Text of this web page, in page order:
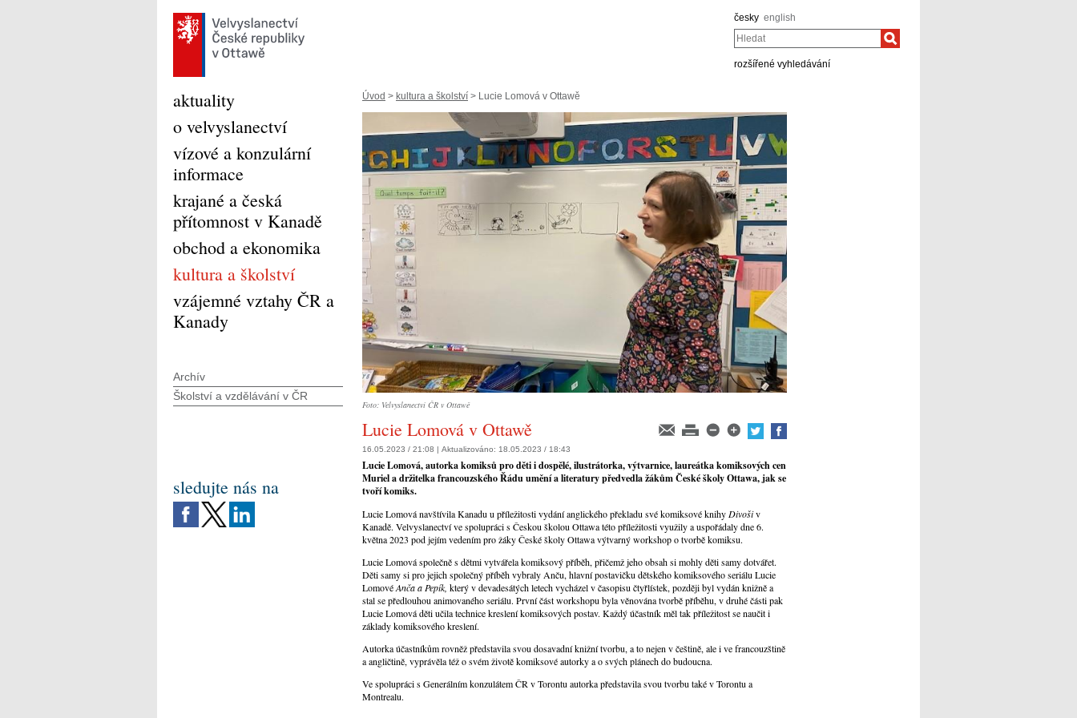
česky english
Hledat
rozšířené vyhledávání
Úvod > kultura a školství > Lucie Lomová v Ottawě
Foto: Velvyslanectví ČR v Ottawě
Lucie Lomová v Ottawě
16.05.2023 / 21:08 | Aktualizováno: 18.05.2023 / 18:43
Lucie Lomová, autorka komiksů pro děti i dospělé, ilustrátorka, výtvarnice, laureátka komiksových cen
Muriel a držitelka francouzského Řádu umění a literatury předvedla žákům České školy Ottawa, jak se
tvoří komiks.
Lucie Lomová navštívila Kanadu u příležitosti vydání anglického překladu své komiksové knihyDivošiv
Kanadě. Velvyslanectví ve spolupráci s Českou školou Ottawa této příležitosti využily a uspořádaly dne 6.
května 2023 pod jejím vedením pro žáky České školy Ottawa výtvarný workshop o tvorbě komiksu.
Lucie Lomová společně s dětmi vytvářela komiksový příběh, přičemž jeho obsah si mohly děti samy dotvářet.
Děti samy si pro jejich společný příběh vybraly Anču, hlavní postavičku dětského komiksového seriálu Lucie
LomovéAnča a Pepík, který v devadesátých letech vycházel v časopisu čtyřlístek, později byl vydán knižně a
stal se předlouhou animovaného seriálu. První část workshopu byla věnována tvorbě příběhu, v druhé části pak
Lucie Lomová děti učila technice kreslení komiksových postav. Každý účastník měl tak příležitost se naučit i
základy komiksového kreslení.
Autorka účastníkům rovněž představila svou dosavadní knižní tvorbu, a to nejen v češtině, ale i ve francouzštině
a angličtině, vyprávěla též o svém životě komiksové autorky a o svých plánech do budoucna.
Ve spolupráci s Generálním konzulátem ČR v Torontu autorka představila svou tvorbu také v Torontu a
Montrealu.
aktuality
o velvyslanectví
vízové a konzulární
informace
krajané a česká
přítomnost v Kanadě
obchod a ekonomika
kultura a školství
vzájemné vztahy ČR a
Kanady
Archív
Školství a vzdělávání v ČR
sledujte nás na